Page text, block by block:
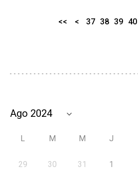
<< < 37 38 39 40
L M M J
29 30 31 1